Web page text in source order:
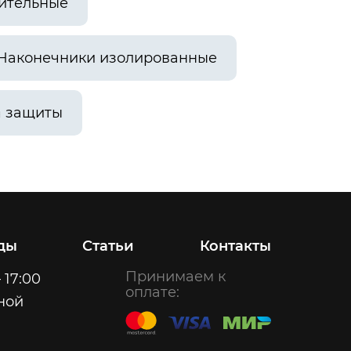
изолированные
защиты
Статьи Контакты
Принимаем к
оплате: